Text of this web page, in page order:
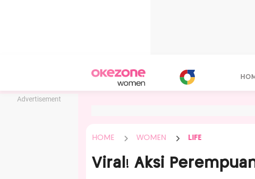
Advertisement
HOME WOMEN LIFE
Viral! Aksi